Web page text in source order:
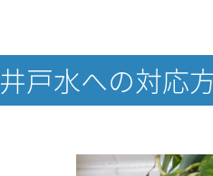
井戸水への対応